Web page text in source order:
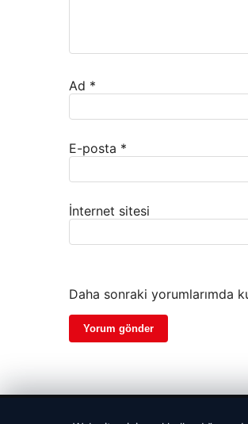
Ad *
E-posta *
İnternet sitesi
Daha sonraki yorumlarımda